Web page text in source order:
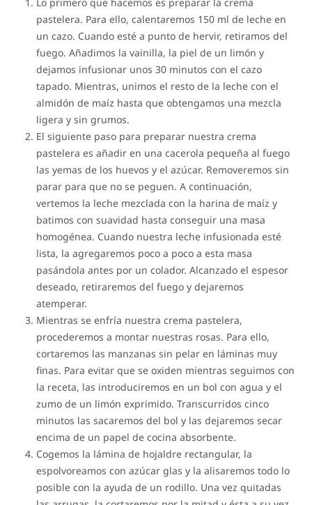
pastelera. Para ello, calentaremos 150 ml de leche en
un cazo. Cuando esté a punto de hervir, retiramos del
fuego. Añadimos la vainilla, la piel de un limón y
dejamos infusionar unos 30 minutos con el cazo
tapado. Mientras, unimos el resto de la leche con el
almidón de maíz hasta que obtengamos una mezcla
ligera y sin grumos.
El siguiente paso para preparar nuestra crema
pastelera es añadir en una cacerola pequeña al fuego
las yemas de los huevos y el azúcar. Removeremos sin
parar para que no se peguen. A continuación,
vertemos la leche mezclada con la harina de maíz y
batimos con suavidad hasta conseguir una masa
homogénea. Cuando nuestra leche infusionada esté
lista, la agregaremos poco a poco a esta masa
pasándola antes por un colador. Alcanzado el espesor
deseado, retiraremos del fuego y dejaremos
atemperar.
Mientras se enfría nuestra crema pastelera,
procederemos a montar nuestras rosas. Para ello,
cortaremos las manzanas sin pelar en láminas muy
finas. Para evitar que se oxiden mientras seguimos con
la receta, las introduciremos en un bol con agua y el
zumo de un limón exprimido. Transcurridos cinco
minutos las sacaremos del bol y las dejaremos secar
encima de un papel de cocina absorbente.
Cogemos la lámina de hojaldre rectangular, la
espolvoreamos con azúcar glas y la alisaremos todo lo
posible con la ayuda de un rodillo. Una vez quitadas